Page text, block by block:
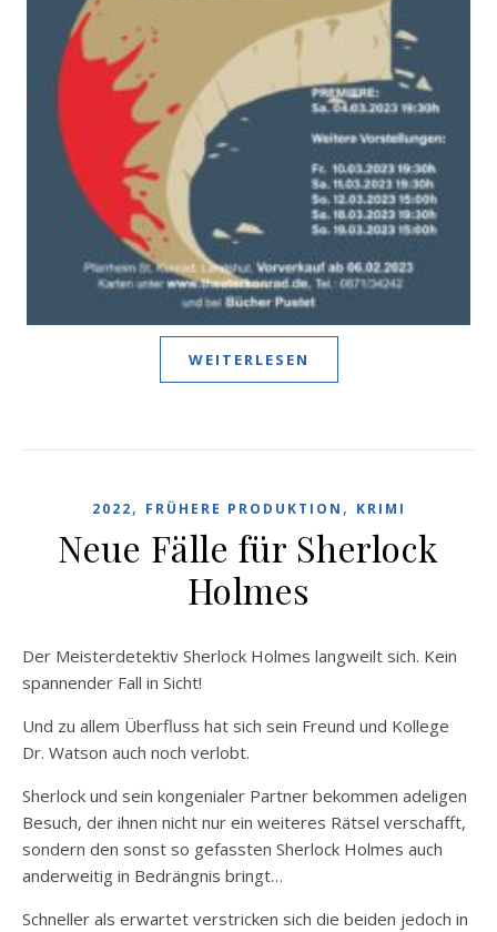
WEITERLESEN
2022, FRÜHERE PRODUKTION , KRIMI
Neue Fälle für Sherlock
Holmes
Der Meisterdetektiv Sherlock Holmes langweilt sich. Kein
spannender Fall in Sicht!
Und zu allem Überfluss hat sich sein Freund und Kollege
Dr. Watson auch noch verlobt.
Sherlock und sein kongenialer Partner bekommen adeligen
Besuch, der ihnen nicht nur ein weiteres Rätsel verschafft,
sondern den sonst so gefassten Sherlock Holmes auch
anderweitig in Bedrängnis bringt…
Schneller als erwartet verstricken sich die beiden jedoch in